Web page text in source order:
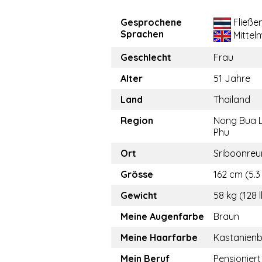
Gesprochene
Sprachen
Geschlecht
Frau
Alter
51 Jahre
Land
Thailand
Region
Nong Bua
Phu
Ort
Grösse
162 cm
Gewicht
58 kg (128
Meine Augenfarbe
Braun
Meine Haarfarbe
Mein Beruf
Pensioniert